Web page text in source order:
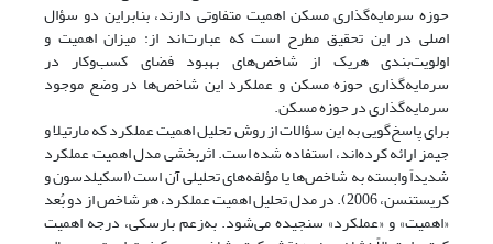
حوزه سرمایه‌گذاری مسکن اهمیت متفاوتی دارند، بنابراین دو سؤال
اصلی در این تحقیق مطرح است که عبارت‌اند از: میزان اهمیت و
اولویت‌بندی هریک از شاخص‌های بهبود فضای کسب‌وکار در
سرمایه‌گذاری حوزه مسکن و عملکرد این شاخص‌ها در وضع موجود
سرمایه‌گذاری در حوزه مسکن.
برای پاسخ‌گویی به این سؤالات از روش تحلیل اهمیت عملکرد که مارتیلا و
جیمز ارائه کرده‌اند، استفاده شده است. اثربخشی مدل اهمیت عملکرد
شدیداً وابسته به شاخص‌ها یا مؤلفه‌های تحلیلی آن است (اسکیلدسون و
کریستنسن، 2006). در مدل تحلیل اهمیت عملکرد، هر شاخص از دو بُعد
«اهمیت» و «عملکرد» سنجیده می‌شود. به‌زعم بارسکی، درجه اهمیت